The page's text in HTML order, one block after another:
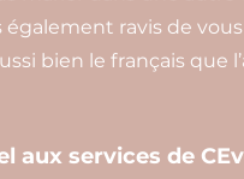
également ravis de
bien le français que
aux services de